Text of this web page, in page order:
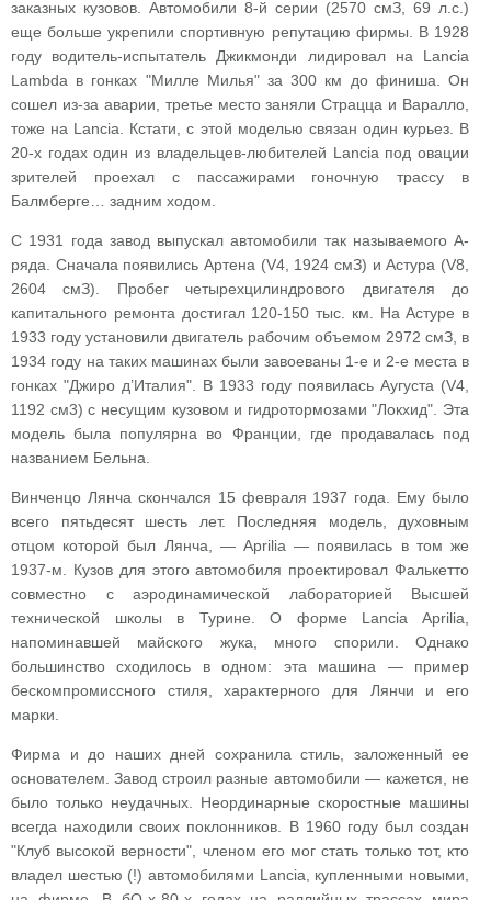
заказных кузовов. Автомобили 8-й серии (2570 смЗ, 69 л.с.)
еще больше укрепили спортивную репутацию фирмы. В 1928
году водитель-испытатель Джикмонди лидировал на Lancia
Lambda в гонках "Милле Милья" за 300 км до финиша. Он
сошел из-за аварии, третье место заняли Страцца и Варалло,
тоже на Lancia. Кстати, с этой моделью связан один курьез. В
20-х годах один из владельцев-любителей Lancia под овации
зрителей проехал с пассажирами гоночную трассу в
Балмберге… задним ходом.
С 1931 года завод выпускал автомобили так называемого А-
ряда. Сначала появились Артена (V4, 1924 смЗ) и Астура (V8,
2604 смЗ). Пробег четырехцилиндрового двигателя до
капитального ремонта достигал 120-150 тыс. км. На Астуре в
1933 году установили двигатель рабочим объемом 2972 смЗ, в
1934 году на таких машинах были завоеваны 1-е и 2-е места в
гонках "Джиро д’Италия". В 1933 году появилась Аугуста (V4,
1192 см3) с несущим кузовом и гидротормозами "Локхид". Эта
модель была популярна во Франции, где продавалась под
названием Бельна.
Винченцо Лянча скончался 15 февраля 1937 года. Ему было
всего пятьдесят шесть лет. Последняя модель, духовным
отцом которой был Лянча, — Aprilia — появилась в том же
1937-м. Кузов для этого автомобиля проектировал Фалькетто
совместно с аэродинамической лабораторией Высшей
технической школы в Турине. О форме Lancia Aprilia,
напоминавшей майского жука, много спорили. Однако
большинство сходилось в одном: эта машина — пример
бескомпромиссного стиля, характерного для Лянчи и его
марки.
Фирма и до наших дней сохранила стиль, заложенный ее
основателем. Завод строил разные автомобили — кажется, не
было только неудачных. Неординарные скоростные машины
всегда находили своих поклонников. В 1960 году был создан
"Клуб высокой верности", членом его мог стать только тот, кто
владел шестью (!) автомобилями Lancia, купленными новыми,